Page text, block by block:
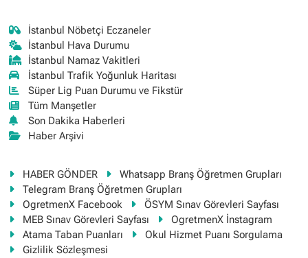
İstanbul Nöbetçi Eczaneler
İstanbul Hava Durumu
İstanbul Namaz Vakitleri
İstanbul Trafik Yoğunluk Haritası
Süper Lig Puan Durumu ve Fikstür
Tüm Manşetler
Son Dakika Haberleri
Haber Arşivi
HABER GÖNDER
Whatsapp Branş Öğretmen Grupları
Telegram Branş Öğretmen Grupları
OgretmenX Facebook
ÖSYM Sınav Görevleri Sayfası
MEB Sınav Görevleri Sayfası
OgretmenX İnstagram
Atama Taban Puanları
Okul Hizmet Puanı Sorgulama
Gizlilik Sözleşmesi